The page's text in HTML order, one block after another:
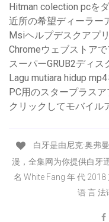
Hitman colection pcを
近所の希望ディーラー
Msiヘルプデスクアプ
Chromeウェブストア
スーパーGRUB2ディ
Lagu mutiara hidup
PC用のスタープラス
クリックしてモバイル
白牙是由尼克·奥弗
漫，全集网为你提供白牙
名 White Fang 年 代
语 言 法